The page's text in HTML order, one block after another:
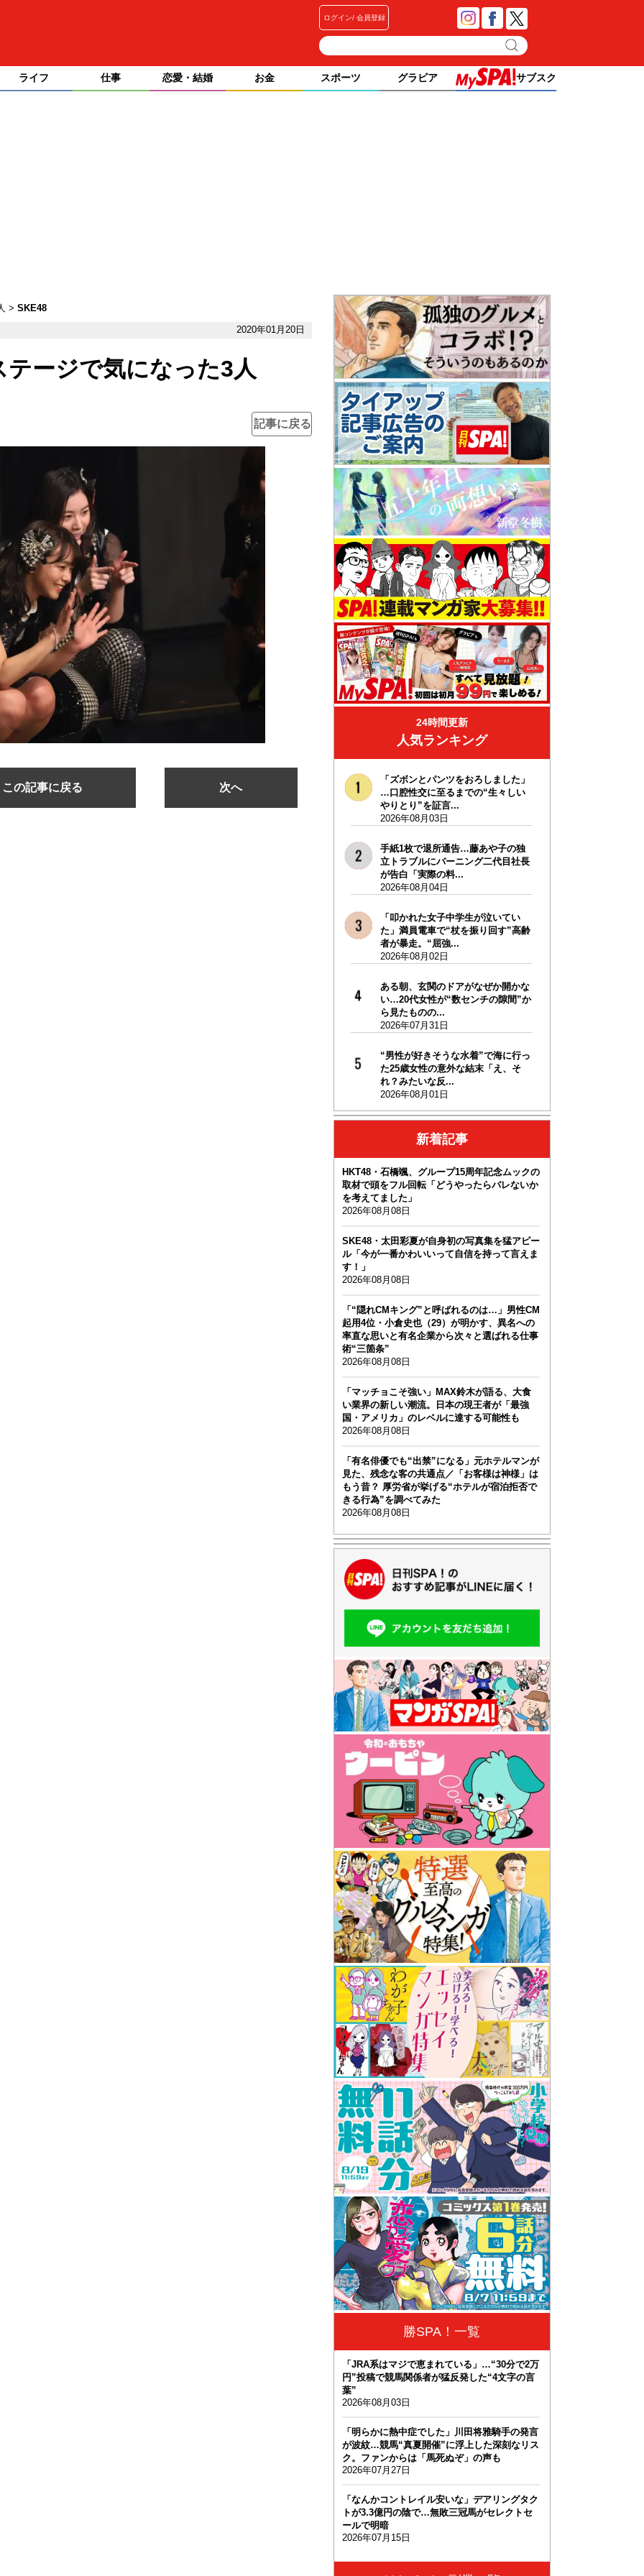
ログイン 会員登録
ライフ 仕事 恋愛・結婚 お金 スポーツ グラビア サブスク
SKE48
2020年01月20日
ージで気になった3人
記事に戻る
この記事に戻る 次へ
24時間更新
人気ランキング
「ズボンとパンツをおろしました」
…口腔性交に至るまでの“生々しい
やりとり”を証言...
2026年08月03日
手紙1枚で退所通告…藤あや子の独
立トラブルにバーニング二代目社長
が告白「実際の料...
2026年08月04日
「叩かれた女子中学生が泣いてい
た」満員電車で“杖を振り回す”高齢
者が暴走。“屈強...
2026年08月02日
ある朝、玄関のドアがなぜか開かな
い…20代女性が“数センチの隙間”か
ら見たものの...
2026年07月31日
“男性が好きそうな水着”で海に行っ
た25歳女性の意外な結末「え、そ
れ？みたいな反...
2026年08月01日
新着記事
HKT48・石橋颯、グループ15周年記念ムックの
取材で頭をフル回転「どうやったらバレないか
を考えてました」
2026年08月08日
SKE48・太田彩夏が自身初の写真集を猛アピー
ル「今が一番かわいいって自信を持って言えま
す！」
2026年08月08日
「“隠れCMキング”と呼ばれるのは…」男性CM
起用4位・小倉史也（29）が明かす、異名への
率直な思いと有名企業から次々と選ばれる仕事
術“三箇条”
2026年08月08日
「マッチョこそ強い」MAX鈴木が語る、大食
い業界の新しい潮流。日本の現王者が「最強
国・アメリカ」のレベルに達する可能性も
2026年08月08日
「有名俳優でも“出禁”になる」元ホテルマンが
見た、残念な客の共通点／「お客様は神様」は
もう昔？ 厚労省が挙げる“ホテルが宿泊拒否で
きる行為”を調べてみた
2026年08月08日
勝SPA！一覧
「JRA系はマジで恵まれている」…“30分で2万
円”投稿で競馬関係者が猛反発した“4文字の言
葉”
2026年08月03日
「明らかに熱中症でした」川田将雅騎手の発言
が波紋…競馬“真夏開催”に浮上した深刻なリス
ク。ファンからは「馬死ぬぞ」の声も
2026年07月27日
「なんかコントレイル安いな」デアリングタク
トが3.3億円の陰で…無敗三冠馬がセレクトセ
ールで明暗
2026年07月15日